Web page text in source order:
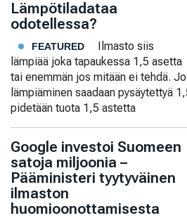
Lämpötiladataa
odotellessa?
FEATURED
Ilmasto siis
lämpiää joka tapaukessa 1,5 asetta
tai enemmän jos mitään ei tehdä.
lämpiäminen saadaan pysäytettyä
pidetään tuota 1,5 astetta
Google investoi Suomeen
satoja miljoonia –
Pääministeri tyytyväinen
ilmaston
huomioonottamisesta